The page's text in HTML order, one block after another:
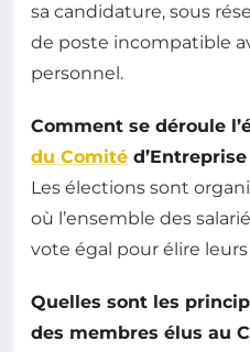
sa candidature, sous
de poste incompatible
personnel.
Comment se déroule
du Comité
Les élections sont
où l’ensemble des
vote égal pour élire
Quelles sont les
des membres élus au